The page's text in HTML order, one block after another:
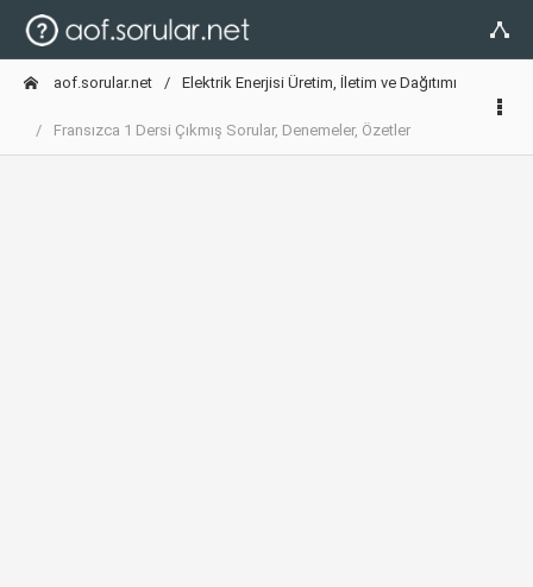
aof.sorular.net Elektrik Enerjisi Üretim, İletim ve Dağıtımı
Fransızca 1 Dersi Çıkmış Sorular, Denemeler, Özetler